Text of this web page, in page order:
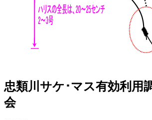
忠類川サケ･マス有効利用
会